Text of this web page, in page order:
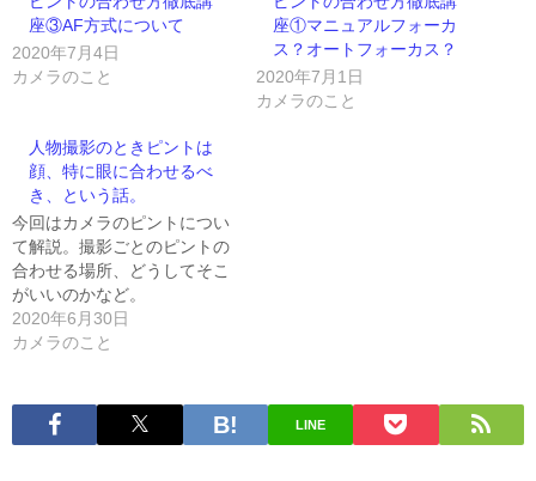
座③AF方式について
2020年7月4日
カメラのこと
座①マニュアルフォーカ
ス？オートフォーカス？
2020年7月1日
カメラのこと
人物撮影のときピントは
顔、特に眼に合わせるべ
き、という話。
今回はカメラのピントについ
て解説。撮影ごとのピントの
合わせる場所、どうしてそこ
がいいのかなど。
2020年6月30日
カメラのこと
LINE